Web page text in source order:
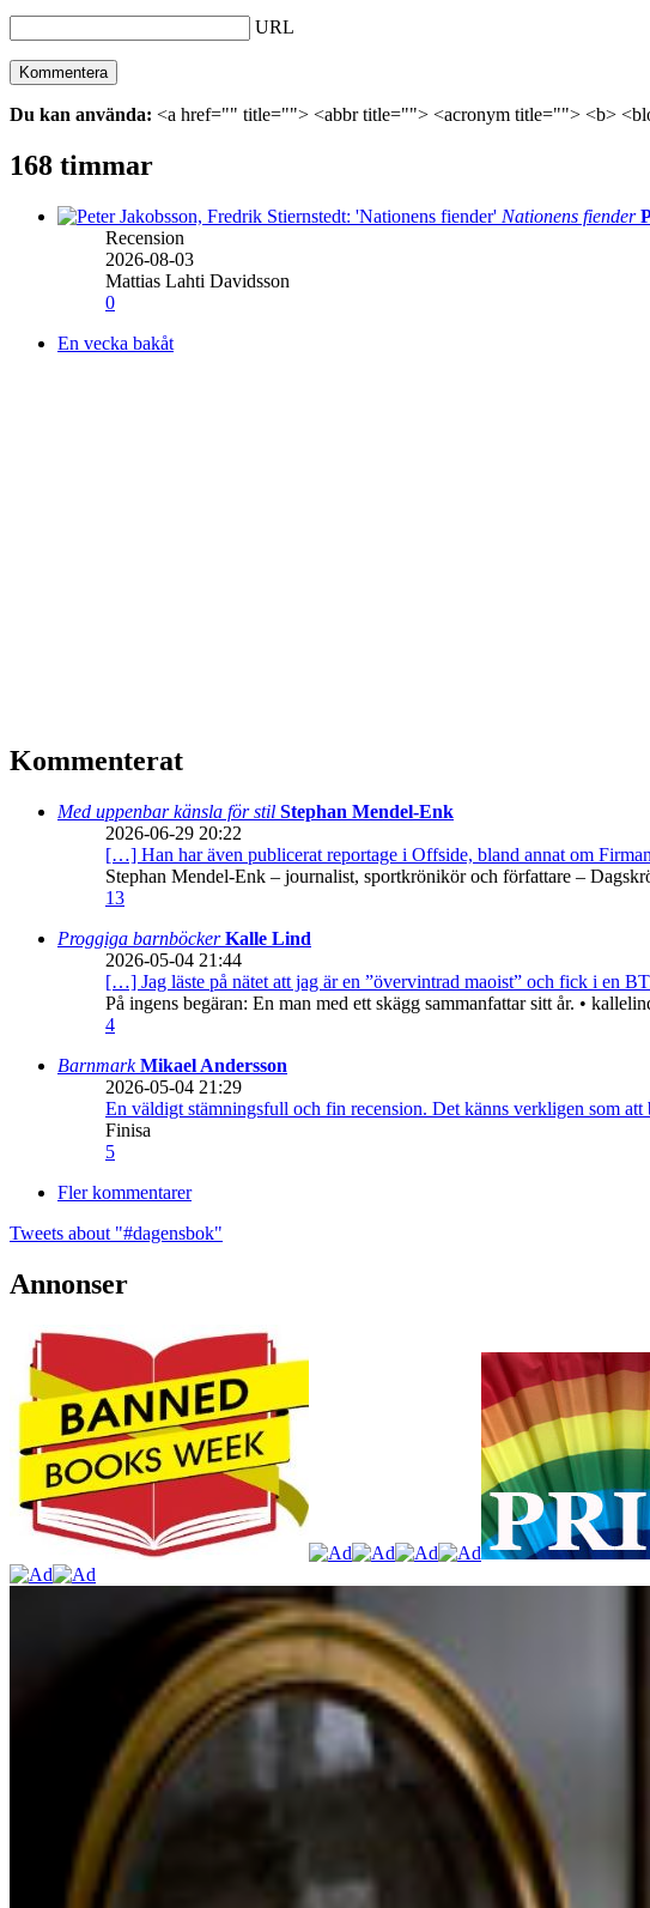
URL
Du kan använda: <a href="" title=""> <abbr title=""> <acronym title=""> <b>
168 timmar
Nationens fiender
Recension
2026-08-03
Mattias Lahti Davidsson
0
En vecka bakåt
Kommenterat
Med uppenbar känsla för stil Stephan Mendel-Enk
2026-06-29 20:22
[…] Han har även publicerat reportage i Offside, bland annat om
Stephan Mendel-Enk – journalist, sportkrönikör och författare –
13
Proggiga barnböckerKalle Lind
2026-05-04 21:44
[…] Jag läste på nätet att jag är en ”övervintrad maoist” och fick i en
På ingens begäran: En man med ett skägg sammanfattar sitt år. •
4
BarnmarkMikael Andersson
2026-05-04 21:29
En väldigt stämningsfull och fin recension. Det känns verkligen som
Finisa
5
Fler kommentarer
Tweets about "#dagensbok"
Annonser